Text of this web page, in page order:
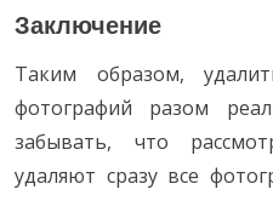
Заключение
Таким образом,
фотографий разом
забывать, что
удаляют сразу все